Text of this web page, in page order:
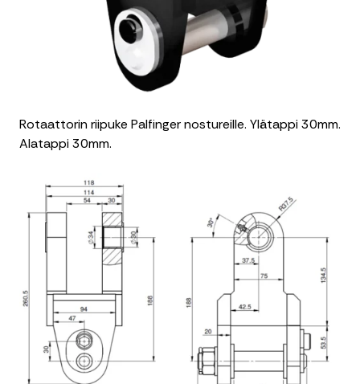
Rotaattorin riipuke Palfinger nostureille. Ylätappi 30mm.
Alatappi 30mm.